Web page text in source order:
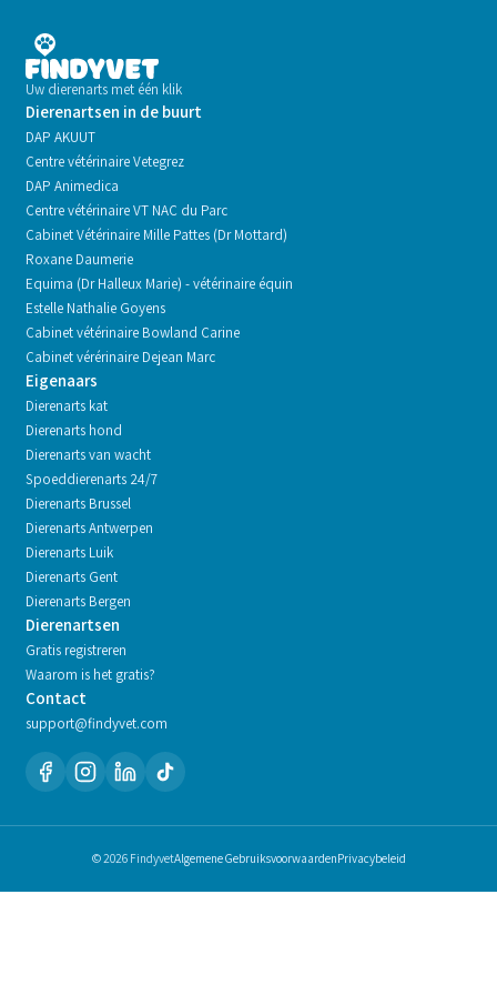
Uw dierenarts met één klik
Dierenartsen in de buurt
DAP AKUUT
Centre vétérinaire Vetegrez
DAP Animedica
Centre vétérinaire VT NAC du Parc
Cabinet Vétérinaire Mille Pattes (Dr Mottard)
Roxane Daumerie
Equima (Dr Halleux Marie) - vétérinaire équin
Estelle Nathalie Goyens
Cabinet vétérinaire Bowland Carine
Cabinet vérérinaire Dejean Marc
Eigenaars
Dierenarts kat
Dierenarts hond
Dierenarts van wacht
Spoeddierenarts 24/7
Dierenarts Brussel
Dierenarts Antwerpen
Dierenarts Luik
Dierenarts Gent
Dierenarts Bergen
Dierenartsen
Gratis registreren
Waarom is het gratis?
Contact
support@findyvet.com
© 2026 FindyvetAlgemene GebruiksvoorwaardenPrivacybeleid